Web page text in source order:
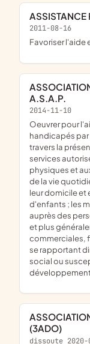
ASSISTANCE
2011-08-16
favoriser l'aide
ASSOCIATION "SERVICES AUX PERSONNES" -
A.S.A.P.
2014-11-10
oeuvrer pour l'aide aux personnes âgées, l'aide aux
handicapés
travers la
services
physiques et
de la vie
leur domicile et
d'enfants ; les
auprès des
et plus
commerciales,
se rapportant
social ou
ASSOCIATION AIDE ASSISTANCE DOMICILE
(3ADO)
dissoute 2020-